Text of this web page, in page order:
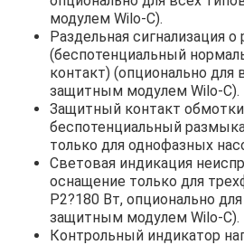
модулем Wilo-C).
Раздельная сигнализация о
(беспотенциальный
контакт) (опционально для
защитным модулем Wilo-C).
Защитный контакт
беспотенциальный
только для однофазных
Световая индикация
оснащение только для
P2?180 Вт, опционально
защитным модулем Wilo-C).
Контрольный индикатор